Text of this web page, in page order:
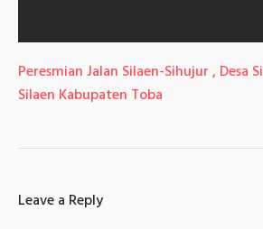
Peresmian Jalan Silaen-Sihujur , Desa
Silaen Kabupaten Toba
Leave a Reply